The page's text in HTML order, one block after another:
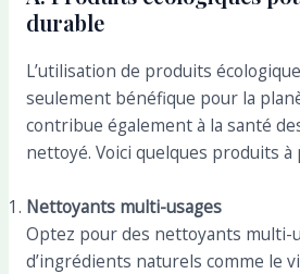
durable
L’utilisation de produits
seulement bénéfique pour la
contribue également à la santé
nettoyé. Voici quelques produits à
Nettoyants multi-usages
Optez pour des nettoyants multi-
d’ingrédients naturels comme le